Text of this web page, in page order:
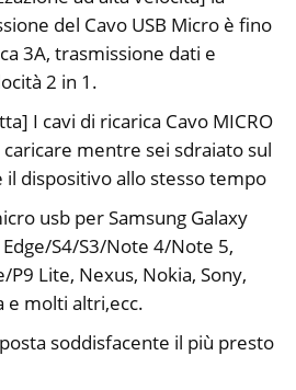
del Cavo USB Micro è fino
3A, trasmissione dati e
2 in 1.
I cavi di ricarica Cavo MICRO
caricare mentre sei sdraiato sul
il dispositivo allo stesso tempo
usb per Samsung Galaxy
Edge/S4/S3/Note 4/Note 5,
P9 Lite, Nexus, Nokia, Sony,
e molti altri,ecc.
soddisfacente il più presto